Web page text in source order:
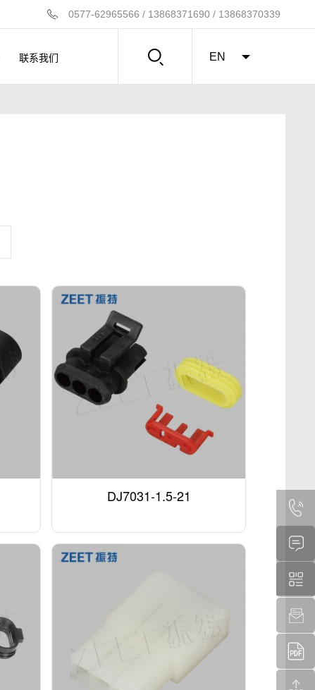
0577-62965566 / 13868371690 / 13868370339
联系我们 EN
DJ7031-1.5-21